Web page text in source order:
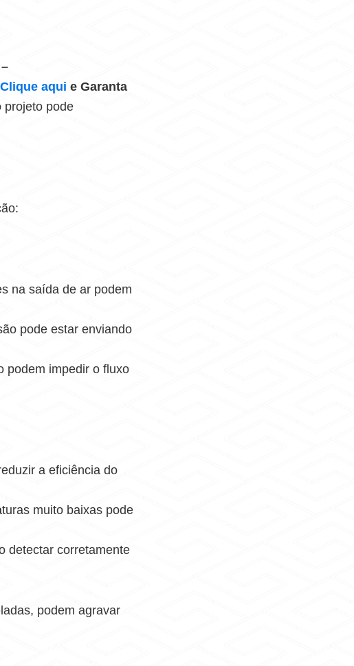
Clique aqui e Garanta
projeto pode
na saída de ar podem
pode estar enviando
podem impedir o fluxo
a eficiência do
muito baixas pode
detectar corretamente
podem agravar